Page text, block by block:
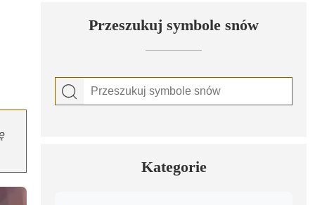
Przeszukuj symbole snów
Kategorie